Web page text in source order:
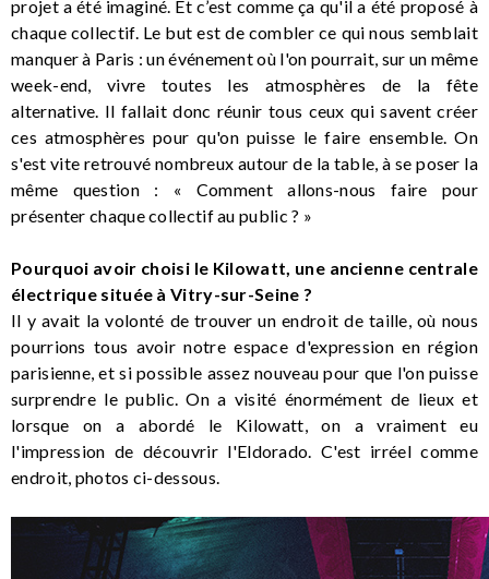
projet a été imaginé. Et c’est comme ça qu'il a été proposé à
chaque collectif. Le but est de combler ce qui nous semblait
manquer à Paris : un événement où l'on pourrait, sur un même
week-end, vivre toutes les atmosphères de la fête
alternative. Il fallait donc réunir tous ceux qui savent créer
ces atmosphères pour qu'on puisse le faire ensemble. On
s'est vite retrouvé nombreux autour de la table, à se poser la
même question : « Comment allons-nous faire pour
présenter chaque collectif au public ? »
Pourquoi avoir choisi le Kilowatt, une ancienne centrale
électrique située à Vitry-sur-Seine ?
Il y avait la volonté de trouver un endroit de taille, où nous
pourrions tous avoir notre espace d'expression en région
parisienne, et si possible assez nouveau pour que l'on puisse
surprendre le public. On a visité énormément de lieux et
lorsque on a abordé le Kilowatt, on a vraiment eu
l'impression de découvrir l'Eldorado. C'est irréel comme
endroit, photos ci-dessous.